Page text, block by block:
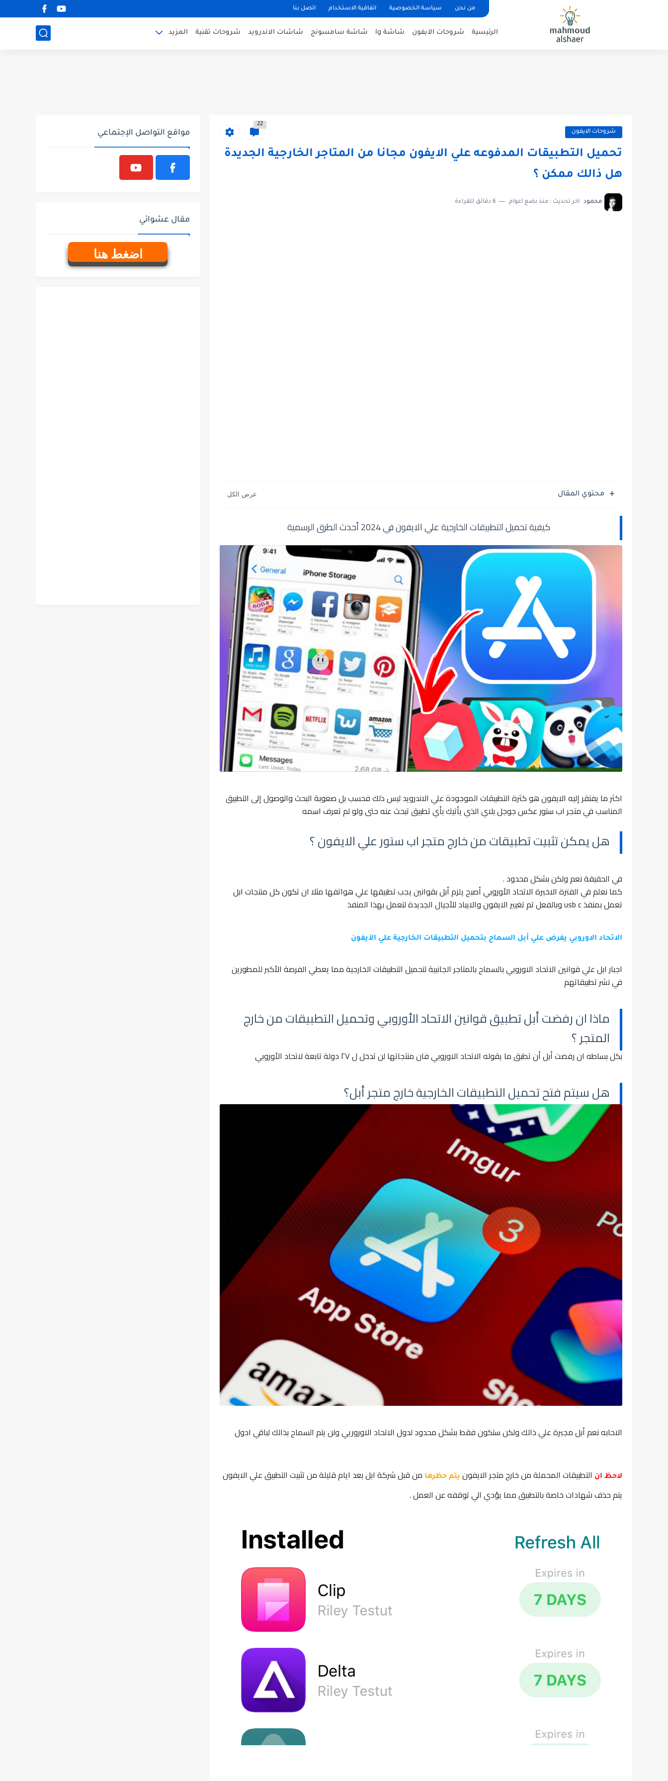
من نحن سياسة الخصوصية اتفاقية الاستخدام اتصل بنا
الرئيسية شروحات الآيفون شاشة lg شاشة سامسونج شاشات الاندرويد شروحات تقنية المزيد
شروحات الايفون
22
تحميل التطبيقات المدفوعه علي الايفون مجانا من المتاجر الخارجية الجديدة
هل ذالك ممكن ؟
محمود اخر تحديث : منذ بضع اعوام 6 دقائق للقراءة
محتوي المقال
كيفية تحميل التطبيقات الخارجية علي الايفون في 2024 أحدث الطرق الرسمية
اكثر ما يفتقر إليه الايفون هو كثرة التطبيقات الموجودة علي الاندرويد ليس ذلك فحسب بل صعوبة البحث والوصول إلى التطبيق
المناسب في متجر اب ستور عكس جوجل بلاي الذي يأتيك بأي تطبيق تبحث عنه حتى ولو لم تعرف اسمه
هل يمكن تثبيت تطبيقات من خارج متجر اب ستور علي الايفون ؟
في الحقيقة نعم ولكن بشكل محدود .
كما نعلم في الفترة الاخيرة الاتحاد الأوروبي أصبح يلزم أبل بقوانين يجب تطبيقها علي هواتفها مثلا ان تكون كل منتجات ابل
تعمل بمنفذ usb c وبالفعل تم تغيير الايفون والايباد للأجيال الجديدة لتعمل بهذا المنفذ
الاتحاد الاوروبي يفرض علي أبل السماح بتحميل التطبيقات الخارجية علي الآيفون
اجبار ابل علي قوانين الاتحاد الاوروبي بالسماح بالمتاجر الجانبية لتحميل التطبيقات الخارجية مما يعطي الفرصة الأكبر للمطورين
في نشر تطبيقاتهم
ماذا ان رفضت أبل تطبيق قوانين الاتحاد الأوروبي وتحميل التطبيقات من خارج
المتجر ؟
بكل بساطه ان رفضت أبل أن تطبق ما يقوله الاتحاد الاوروبي فان منتجاتها لن تدخل ل ٢٧ دولة تابعة لاتحاد الأوروبي
هل سيتم فتح تحميل التطبيقات الخارجية خارج متجر أبل؟
الاحابه نعم أبل مجبرة علي ذالك ولكن ستكون فقط بشكل محدود لدول الاتحاد الاوروريي ولن يتم السماح بذالك لباقي ادول
لاحظ ان التطبيقات المحملة من خارج متجر الايفون يتم حظرها من قبل شركة ابل بعد ايام قليلة من تثبيت التطبيق علي الايفون
يتم حذف شهادات خاصة بالتطبيق مما يؤدي الي توقفه عن العمل .
مواقع التواصل الإجتماعي
مقال عشوائي
اضغط هنا